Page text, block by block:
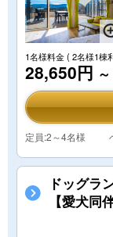
1名様料金( 2名様1棟
28,650円 ～
定員:2～4名様
ドッグラ
【愛犬同